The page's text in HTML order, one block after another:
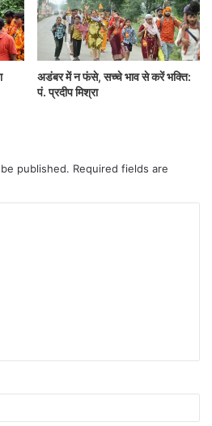
अडंबर में न फंसे, सच्चे भाव से करें भक्ति:
पं. प्रदीप मिश्रा
published. Required fields are